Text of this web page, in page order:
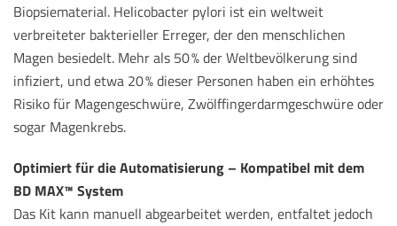
Biopsiematerial. Helicobacter pylori ist ein weltweit
verbreiteter bakterieller Erreger, der den menschlichen
Magen besiedelt. Mehr als 50 % der Weltbevölkerung sind
infiziert, und etwa 20 % dieser Personen haben ein erhöhtes
Risiko für Magengeschwüre, Zwölffingerdarmgeschwüre oder
sogar Magenkrebs.
Optimiert für die Automatisierung – Kompatibel mit dem
BD MAX™ System
Das Kit kann manuell abgearbeitet werden, entfaltet jedoch